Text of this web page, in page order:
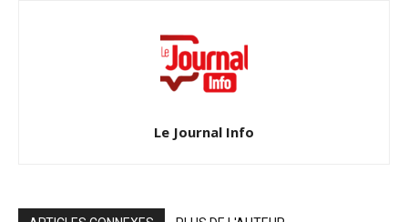
Le Journal Info